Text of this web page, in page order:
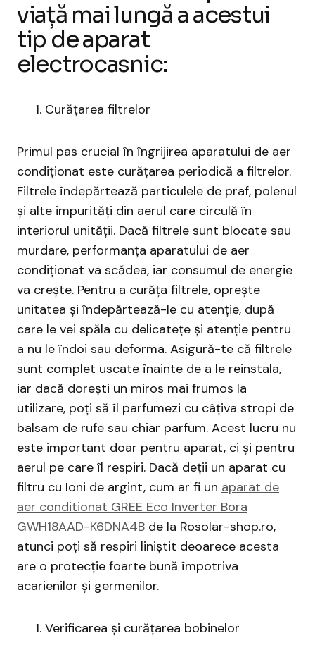
viață mai lungă a acestui
tip de aparat
electrocasnic:
Curățarea filtrelor
Primul pas crucial în îngrijirea aparatului de aer
condiționat este curățarea periodică a filtrelor.
Filtrele îndepărtează particulele de praf, polenul
și alte impurități din aerul care circulă în
interiorul unității. Dacă filtrele sunt blocate sau
murdare, performanța aparatului de aer
condiționat va scădea, iar consumul de energie
va crește. Pentru a curăța filtrele, oprește
unitatea și îndepărtează-le cu atenție, după
care le vei spăla cu delicatețe și atenție pentru
a nu le îndoi sau deforma. Asigură-te că filtrele
sunt complet uscate înainte de a le reinstala,
iar dacă dorești un miros mai frumos la
utilizare, poți să îl parfumezi cu câțiva stropi de
balsam de rufe sau chiar parfum. Acest lucru nu
este important doar pentru aparat, ci și pentru
aerul pe care îl respiri. Dacă deții un aparat cu
filtru cu Ioni de argint, cum ar fi un aparat de
aer conditionat GREE Eco Inverter Bora
GWH18AAD-K6DNA4B de la Rosolar-shop.ro,
atunci poți să respiri liniștit deoarece acesta
are o protecție foarte bună împotriva
acarienilor și germenilor.
Verificarea și curățarea bobinelor